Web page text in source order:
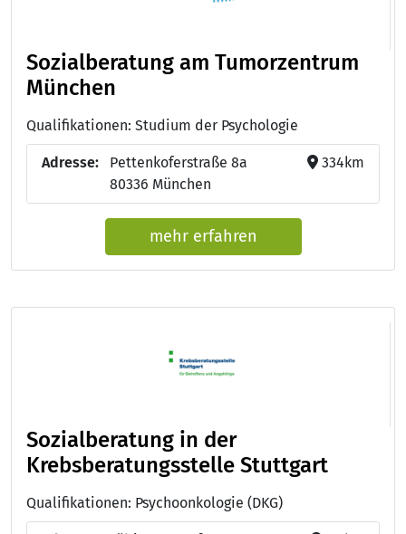
Sozialberatung am Tumorzentrum
München
Qualifikationen: Studium der Psychologie
Adresse:
Pettenkoferstraße 8a
80336 München
334km
mehr erfahren
Sozialberatung in der
Krebsberatungsstelle Stuttgart
Qualifikationen: Psychoonkologie (DKG)